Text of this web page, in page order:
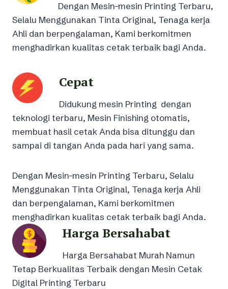
Dengan Mesin-mesin Printing Terbaru,
Selalu Menggunakan Tinta Original, Tenaga kerja
Ahli dan berpengalaman, Kami berkomitmen
menghadirkan kualitas cetak terbaik bagi Anda.
Cepat
Didukung mesin Printing dengan
teknologi terbaru, Mesin Finishing otomatis,
membuat hasil cetak Anda bisa ditunggu dan
sampai di tangan Anda pada hari yang sama.
Dengan Mesin-mesin Printing Terbaru, Selalu
Menggunakan Tinta Original, Tenaga kerja Ahli
dan berpengalaman, Kami berkomitmen
menghadirkan kualitas cetak terbaik bagi Anda.
Harga Bersahabat
Harga Bersahabat Murah Namun
Tetap Berkualitas Terbaik dengan Mesin Cetak
Digital Printing Terbaru